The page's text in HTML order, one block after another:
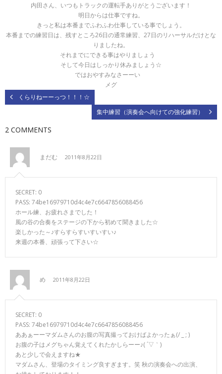
内田さん、いつもトラックの運転手ありがとうございます！
明日からは仕事ですね。
きっと私は本番までふわふわ仕事している事でしょう。
本番までの練習日は、残すところ26日の通常練習、27日のリハーサルだけとな
りましたね。
それまでにできる事はやりましょう
そして今日はしっかり休みましょう☆
ではおやすみなさーーい
メグ
くらりねーーっつ！！！☆
集中練習（演奏会へ向けての強化練習）
2 COMMENTS
まだむ 2011年8月22日
SECRET: 0
PASS: 74be16979710d4c4e7c6647856088456
ホール練、お疲れさまでした！
風の谷の合奏をステージの下から初めて聞きました☆
楽しかった～♪すらすらすいすいすい♪
来週の本番、頑張って下さい☆
め 2011年8月22日
SECRET: 0
PASS: 74be16979710d4c4e7c6647856088456
ああぁーーマダムさんのお腹の写真撮っておけばよかったぁ(/ _ ; )
お腹の子はメグちゃん覚えてくれたかしらーー♪( ´▽｀)
あと少しで会えますね★
マダムさん、登場のタイミング良すぎます。笑 秋の演奏会への出演、